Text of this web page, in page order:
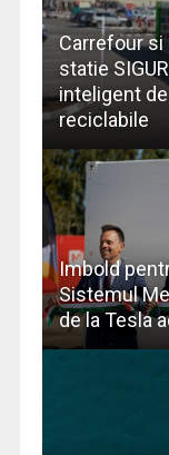
Carrefour si
statie
inteligent
reciclabile
Imbold
Sistemul
de la Tesla